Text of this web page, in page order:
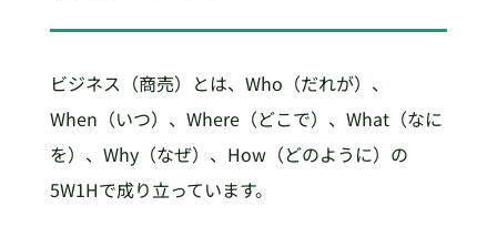
ビジネス（商売）とは、Who（だれが）、
When（いつ）、Where（どこで）、What（なに
を）、Why（なぜ）、How（どのように）の
5W1Hで成り立っています。